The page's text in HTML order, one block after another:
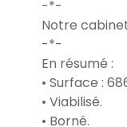
-*-
Notre
-*-
En résumé :
• Surface :
• Viabilisé.
• Borné.